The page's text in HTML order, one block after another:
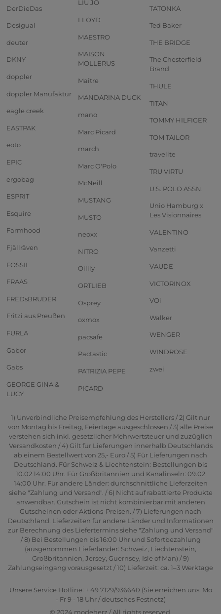
DerDieDas
Desigual
deuter
DKNY
doppler
doppler Manufaktur
eagle creek
EASTPAK
eoto
EPIC
ergobag
ESPRIT
Esquire
Farmhood
Fjällräven
FOSSIL
FRAAS
FREDsBRUDER
Fritzi aus Preußen
FURLA
Gabor
Gabs
GEORGE GINA &
LUCY
LIU JO
LLOYD
MAESTRO
MAISON
MOLLERUS
Maître
MANDARINA DUCK
mano
Marc Picard
march
Marc O'Polo
McNeill
MUSTANG
MUSTO
neoxx
NITRO
Oilily
ORTLIEB
Osprey
oxmox
pacsafe
Pactastic
PATRIZIA PEPE
PICARD
TATONKA
Ted Baker
THE BRIDGE
The Chesterfield
Brand
THULE
TITAN
TOMMY HILFIGER
TOM TAILOR
travelite
TRU VIRTU
U.S. POLO ASSN.
Unio Hamburg x
Les Visionnaires
VALENTINO
Vanzetti
VAUDE
VICTORINOX
VOi
Walker
WENGER
WINDROSE
zwei
1) Unverbindliche Preisempfehlung des Herstellers / 2) Gilt nur
von Montag bis Freitag, Feiertage ausgeschlossen / 3) alle Preise
verstehen sich inkl. gesetzlicher Mehrwertsteuer und zuzüglich
Versandkosten / 4) Gilt für Lieferungen innerhalb Deutschlands
ab einem Bestellwert von 25,- Euro / 5) Für Lieferungen nach
Deutschland. Für Schweiz & Liechtenstein: Bestellungen bis
10.02 14:00 Uhr. Für Großbritannien und Kanalinseln: 09.02
14:00 Uhr. Für andere Länder: durchschnittliche Lieferzeiten
siehe "Zahlung und Versand". / 6) Nicht auf rabattierte Produkte
anwendbar. Gutschein ist nicht kombinierbar mit anderen
Gutscheinen oder Aktions-Preisen. / 7) Lieferungen nach
Deutschland. Lieferzeiten für andere Länder und Informationen
zur Berechnung des Liefertermins siehe "Zahlung und Versand"
/ 8) Bei Bestellungen bis 16:00 Uhr und Sofortbezahlung
(ausgenommen Lieferländer: Schweiz, Liechtenstein,
Großbritannien, Jersey, Guernsey, Isle of Man) / 9)
Zahlungseingang vorausgesetzt / 10) Lieferzeit: ca. 1–3 Werktage
Unsere Service Hotline: + 49 7129/936640 (Sie erreichen uns: Mo
- Fr 9 - 18 Uhr / deutsches Festnetz)
© 2024 modeherz / All rights reserved.